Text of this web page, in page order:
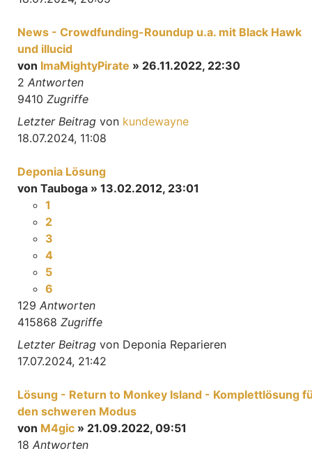
News - Crowdfunding-Roundup u.a. mit Black Hawk
und illucid
von ImaMightyPirate » 26.11.2022, 22:30
2 Antworten
9410 Zugriffe
Letzter Beitrag von kundewayne
18.07.2024, 11:08
Deponia Lösung
von Tauboga » 13.02.2012, 23:01
1
2
3
4
5
6
129 Antworten
415868 Zugriffe
Letzter Beitrag von Deponia Reparieren
17.07.2024, 21:42
Lösung - Return to Monkey Island - Komplettlösung
den schweren Modus
von M4gic » 21.09.2022, 09:51
18 Antworten